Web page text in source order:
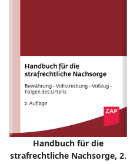
Handbuch für die
strafrechtliche Nachsorge, 2.